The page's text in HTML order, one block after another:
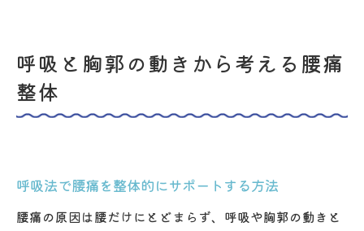
呼吸と胸郭の動きから考える腰痛
整体
呼吸法で腰痛を整体的にサポートする方法
腰痛の原因は腰だけにとどまらず、呼吸や胸郭の動きと